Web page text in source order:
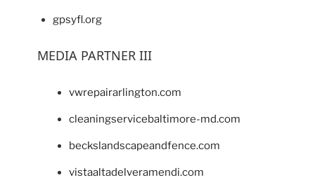
gpsyfl.org
MEDIA PARTNER III
vwrepairarlington.com
cleaningservicebaltimore-md.com
beckslandscapeandfence.com
vistaaltadelveramendi.com